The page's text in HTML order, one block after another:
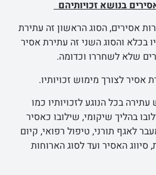
בנושא זכויותיהם
אסירים, הסוג הראשון זה עתירת
בכלא והסוג השני זה עתירת אסיר
שלא לשחררו וכדומה.
אסיר לצורך מימוש זכויותיו.
בכל הנוגע לזכויותיו כמו
בהליך שיקומי, שילובו כאסיר
לאגף תורני, טיפול רפואי, קיום
סיווג האסיר ועד לסוג הארוחות